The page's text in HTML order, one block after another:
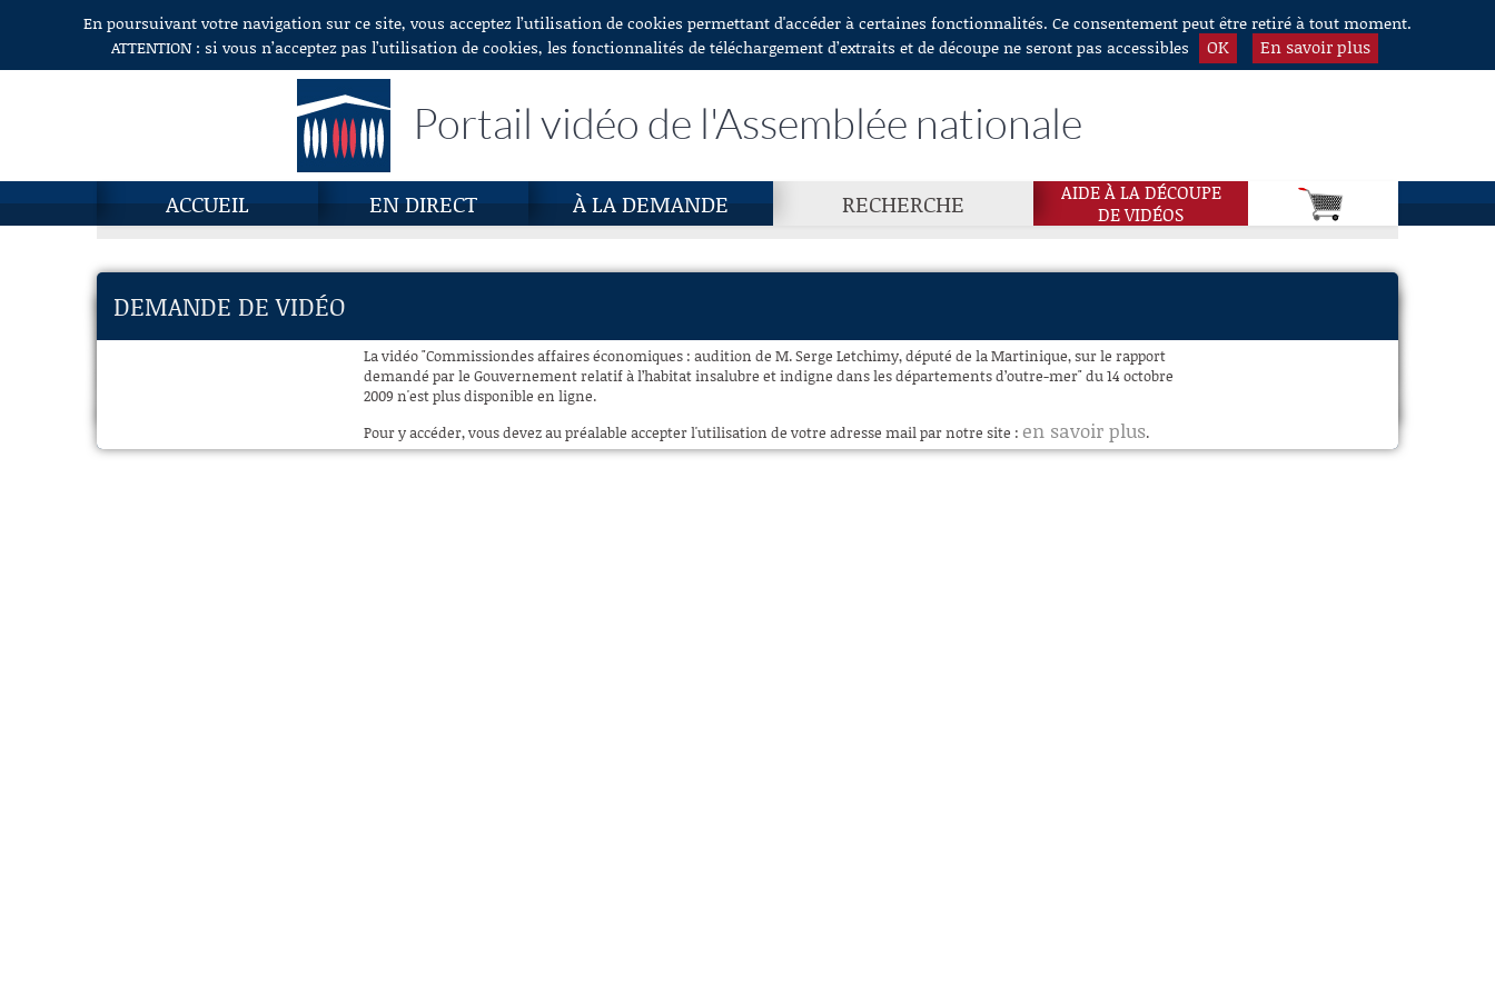
Aller au contenuEn poursuivant votre navigation sur ce site, vous acceptez l’utilisation de cookies permettant d'accéder à certaines fonctionnalités. Ce consentement peut être retiré à tout moment.
ATTENTION : si vous n’acceptez pas l’utilisation de cookies, les fonctionnalités de téléchargement d’extraits et de découpe ne seront pas accessibles
OK En savoir plus
Portail vidéo de l'Assemblée nationale
ACCUEIL EN DIRECT À LA DEMANDE RECHERCHE
AIDE À LA DÉCOUPE
DE VIDÉOS
DEMANDE DE VIDÉO
La vidéo "Commissiondes affaires économiques : audition de M. Serge Letchimy, député de la Martinique, sur le rapport
demandé par le Gouvernement relatif à l’habitat insalubre et indigne dans les départements d’outre-mer" du 14 octobre
2009 n'est plus disponible en ligne.
Pour y accéder, vous devez au préalable accepter l'utilisation de votre adresse mail par notre site : en savoir plus.